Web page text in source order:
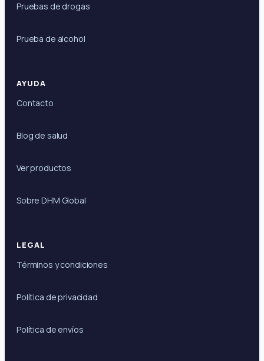
Pruebas de drogas
Prueba de alcohol
AYUDA
Contacto
Blog de salud
Ver productos
Sobre DHM Global
LEGAL
Términos y condiciones
Política de privacidad
Política de envíos